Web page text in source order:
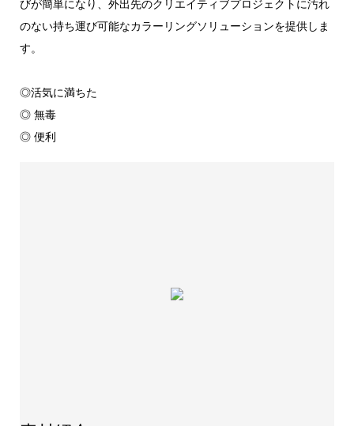
びが簡単になり、外出先のクリエイティブプロジェクトに汚れ
のない持ち運び可能なカラーリングソリューションを提供しま
す。
◎活気に満ちた
◎ 無毒
◎ 便利